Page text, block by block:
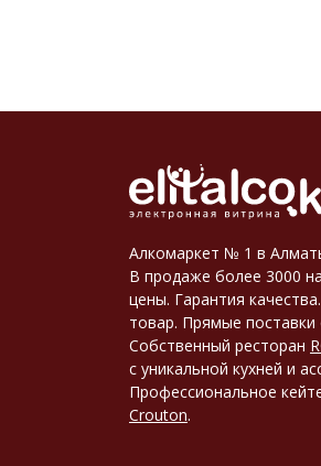
Алкомаркет № 1 в
В продаже более 3000
цены. Гарантия
товар. Прямые поставки
Собственный ресторан
с уникальной кухней и
Профессиональное
Crouton.